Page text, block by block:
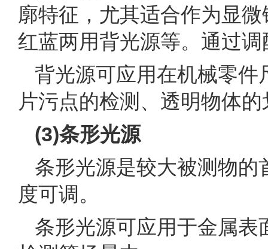
廓特征，尤其适合作为显
红蓝两用背光源等。通过
背光源可应用在机械零件
片污点的检测、透明物体
(3)条形光源
条形光源是较大被测物
度可调。
条形光源可应用于金属